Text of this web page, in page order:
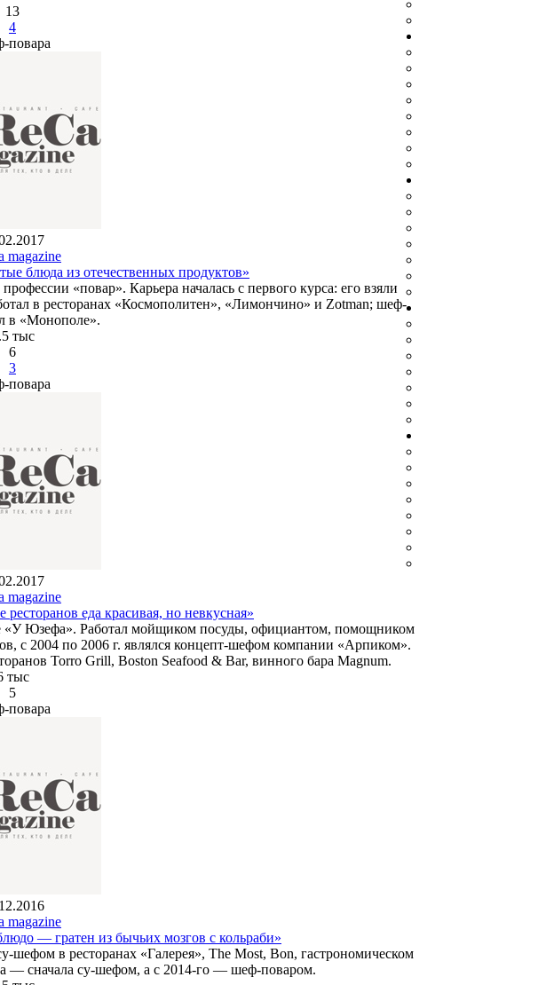
13
4
повара
magazine
блюда из отечественных продуктов»
«повар». Карьера началась с первого курса: его взяли
в ресторанах «Космополитен», «Лимончино» и Zotman; шеф-
в «Монополе».
тыс
6
3
повара
magazine
еда красивая, но невкусная»
«У Юзефа». Работал мойщиком посуды, официантом, помощником
с 2004 по 2006 г. являлся концепт-шефом компании «Арпиком».
Torro Grill, Boston Seafood & Bar, винного бара Magnum.
тыс
5
повара
magazine
— гратен из бычьих мозгов с кольраби»
шефом в ресторанах «Галерея», The Most, Bon, гастрономическом
— сначала су-шефом, а с 2014-го — шеф-поваром.